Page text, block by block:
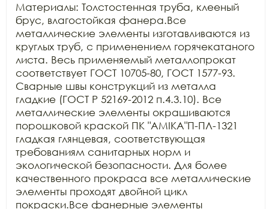
Материалы: Толстостенная труба, клееный
брус, влагостойкая фанера.Все
металлические элементы изготавливаются из
круглых труб, с применением горячекатаного
листа. Весь применяемый металлопрокат
соответствует ГОСТ 10705-80, ГОСТ 1577-93.
Сварные швы конструкций из металла
гладкие (ГОСТ Р 52169-2012 п.4.3.10). Все
металлические элементы окрашиваются
порошковой краской ПК "АМIKA"П-ПЛ-1321
гладкая глянцевая, соответствующая
требованиям санитарных норм и
экологической безопасности. Для более
качественного прокраса все металлические
элементы проходят двойной цикл
покраски.Все фанерные элементы